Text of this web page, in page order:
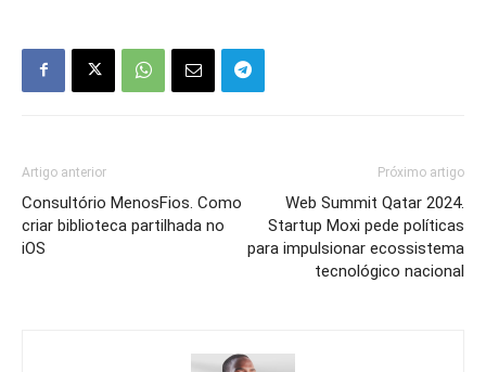
Artigo anterior
Consultório MenosFios. Como
criar biblioteca partilhada no
iOS
Próximo artigo
Web Summit Qatar 2024.
Startup Moxi pede políticas
para impulsionar ecossistema
tecnológico nacional